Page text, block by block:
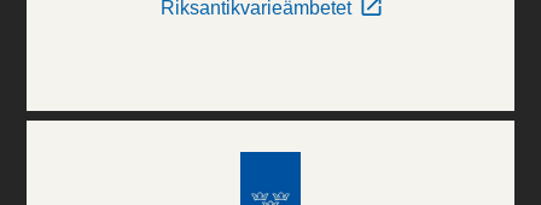
Riksantikvarieämbetet